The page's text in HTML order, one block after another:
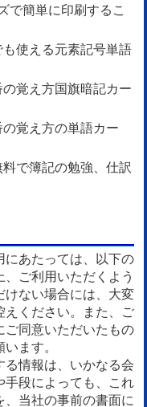
で簡単に印刷するこ
使える元素記号単語
覚え方国旗暗記カー
覚え方の単語カー
料で簿記の勉強、仕訳
あたっては、以下の
ご利用いただくよう
けない場合には、大変
えください。また、ご
ご同意いただいたもの
ます。
情報は、いかなる会
手段によっても、これ
、当社の事前の書面に